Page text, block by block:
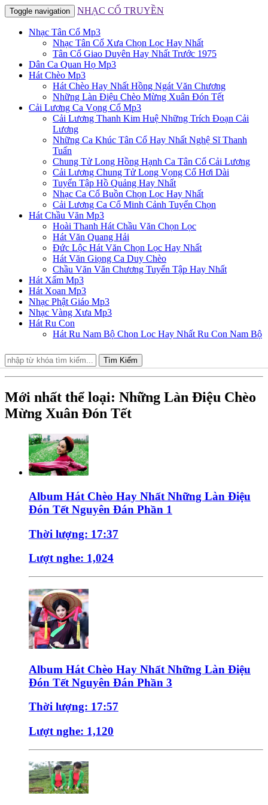
Toggle navigation NHẠC CỔ TRUYỀN
Nhạc Tân Cổ Mp3
Nhạc Tân Cổ Xưa Chọn Lọc Hay Nhất
Tân Cổ Giao Duyên Hay Nhất Trước 1975
Dân Ca Quan Họ Mp3
Hát Chèo Mp3
Hát Chèo Hay Nhất Hồng Ngát Văn Chương
Những Làn Điệu Chèo Mừng Xuân Đón Tết
Cải Lương Ca Vọng Cổ Mp3
Cải Lương Thanh Kim Huệ Những Trích Đoạn Cải
Lương
Những Ca Khúc Tân Cổ Hay Nhất Nghệ Sĩ Thanh
Tuấn
Chung Tử Long Hồng Hạnh Ca Tân Cổ Cải Lương
Cải Lương Chung Tử Long Vọng Cổ Hơi Dài
Tuyển Tập Hồ Quảng Hay Nhất
Nhạc Ca Cổ Buồn Chọn Lọc Hay Nhất
Cải Lương Ca Cổ Minh Cảnh Tuyển Chọn
Hát Chầu Văn Mp3
Hoài Thanh Hát Chầu Văn Chọn Lọc
Hát Văn Quang Hải
Đức Lộc Hát Văn Chọn Lọc Hay Nhất
Hát Văn Giọng Ca Duy Chèo
Chầu Văn Văn Chương Tuyển Tập Hay Nhất
Hát Xẩm Mp3
Hát Xoan Mp3
Nhạc Phật Giáo Mp3
Nhạc Vàng Xưa Mp3
Hát Ru Con
Hát Ru Nam Bộ Chọn Lọc Hay Nhất Ru Con Nam Bộ
Tìm Kiếm
Mới nhất thể loại: Những Làn Điệu Chèo
Mừng Xuân Đón Tết
Album Hát Chèo Hay Nhất Những Làn Điệu
Đón Tết Nguyên Đán Phần 1
Thời lượng: 17:37
Lượt nghe: 1,024
Album Hát Chèo Hay Nhất Những Làn Điệu
Đón Tết Nguyên Đán Phần 3
Thời lượng: 17:57
Lượt nghe: 1,120